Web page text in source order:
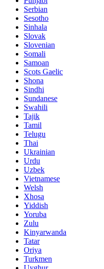
Serbian
Sesotho
Sinhala
Slovak
Slovenian
Somali
Samoan
Scots Gaelic
Shona
Sindhi
Sundanese
Swahili
Tajik
Tamil
Telugu
Thai
Ukrainian
Urdu
Uzbek
Vietnamese
Welsh
Xhosa
Yiddish
Yoruba
Zulu
Kinyarwanda
Tatar
Oriya
Turkmen